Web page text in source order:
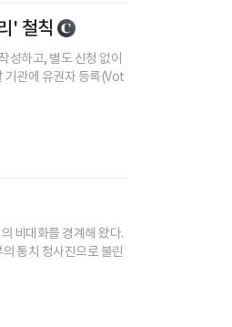
' 철칙
성하고, 별도 신청 없이
기관에 유권자 등록(Vot
비대화를 경계해 왔다.
통치 청사진으로 불린